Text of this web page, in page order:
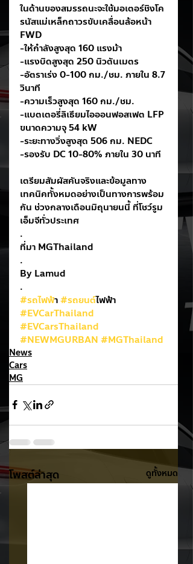
ในด้านของสมรรถนะจะใช้มอเตอร์ชิงโค
รนัสแม่เหล็กถาวรขับเคลื่อนล้อหน้า
FWD
-ให้กำลังสูงสุด 160 แรงม้า
-แรงบิดสูงสุด 250 นิวตันเมตร
-อัตราเร่ง 0-100 กม./ชม. ภายใน 8.7
วินาที
-ความเร็วสูงสุด 160 กม./ชม.
-แบตเตอรี่ลิเธียมไอออนฟอสเฟต LFP
ขนาดความจุ 54 kW
-ระยะทางวิ่งสูงสุด 506 กม. NEDC
-รองรับ DC 10-80% ภายใน 30 นาที
เตรียมสัมผัสคันจริงและข้อมูลทาง
เทคนิคทั้งหมดอย่างเป็นทางการพร้อม
กัน ช่วงกลางเดือนมิถุนายนนี้ ที่โชว์รูม
เอ็มจีทั่วประเทศ
.
ที่มา MGThailand
.
By Lamud
.
#รถไฟฟ้า #รถยนต์ไฟฟ้า
#EVCarThailand
#EVCarsThailand
#NEWMGURBAN #MGThailand
News
Cars
MG
โพสต์ล่าสุด ดูทั้งหมด